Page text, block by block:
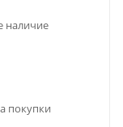
наличие
покупки